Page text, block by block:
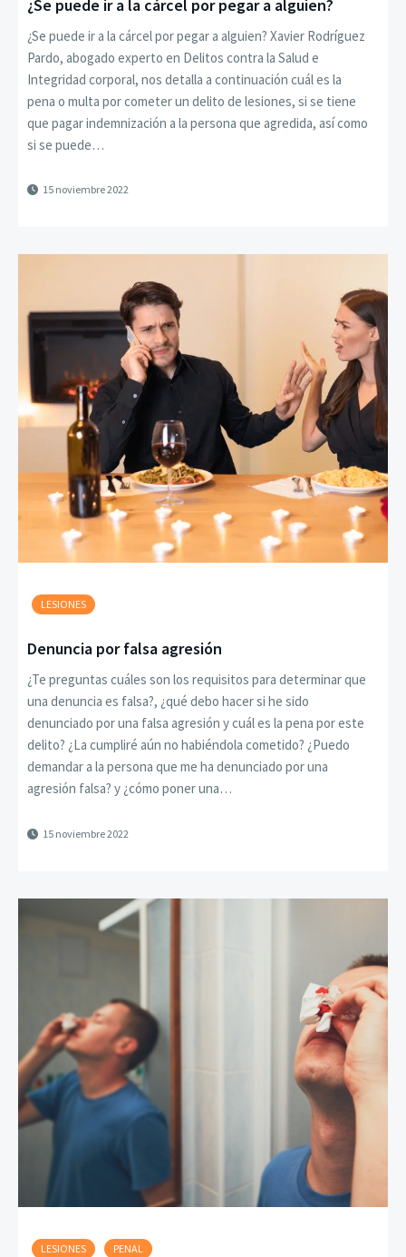
¿Se puede ir a la cárcel por pegar a alguien?
¿Se puede ir a la cárcel por pegar a alguien? Xavier Rodríguez
Pardo, abogado experto en Delitos contra la Salud e
Integridad corporal, nos detalla a continuación cuál es la
pena o multa por cometer un delito de lesiones, si se tiene
que pagar indemnización a la persona que agredida, así como
si se puede…
15 noviembre 2022
LESIONES
Denuncia por falsa agresión
¿Te preguntas cuáles son los requisitos para determinar que
una denuncia es falsa?, ¿qué debo hacer si he sido
denunciado por una falsa agresión y cuál es la pena por este
delito? ¿La cumpliré aún no habiéndola cometido? ¿Puedo
demandar a la persona que me ha denunciado por una
agresión falsa? y ¿cómo poner una…
15 noviembre 2022
LESIONES PENAL